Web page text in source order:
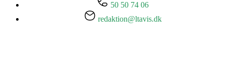
50 50 74 06
redaktion@ltavis.dk